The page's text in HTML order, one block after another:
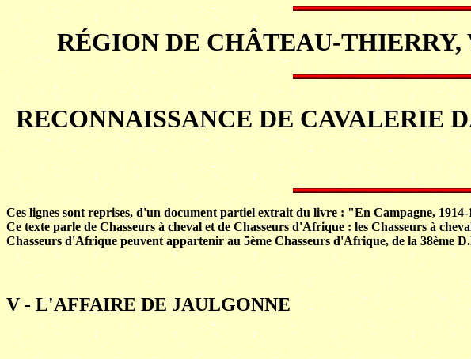
RÉGION DE CHÂTEAU-THIERRY,
RECONNAISSANCE DE CAVALERIE
Ces lignes sont reprises, d'un document partiel extrait du livre : "En Campagne, 1914-
Ce texte parle de Chasseurs à cheval et de Chasseurs d'Afrique : les Chasseurs à
Chasseurs d'Afrique peuvent appartenir au 5ème Chasseurs d'Afrique, de la 38ème
V - L'AFFAIRE DE JAULGONNE